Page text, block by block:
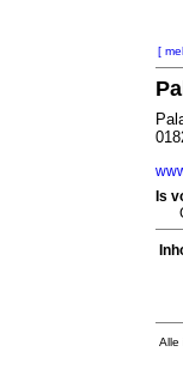
[
Is
Alle